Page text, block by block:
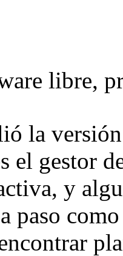
libre,
la
el gestor
y
paso